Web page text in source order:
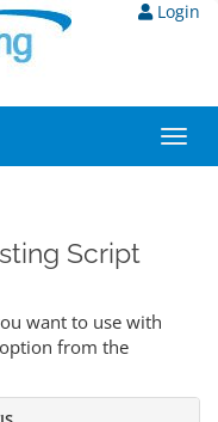
Login
Script
want to use with
from the